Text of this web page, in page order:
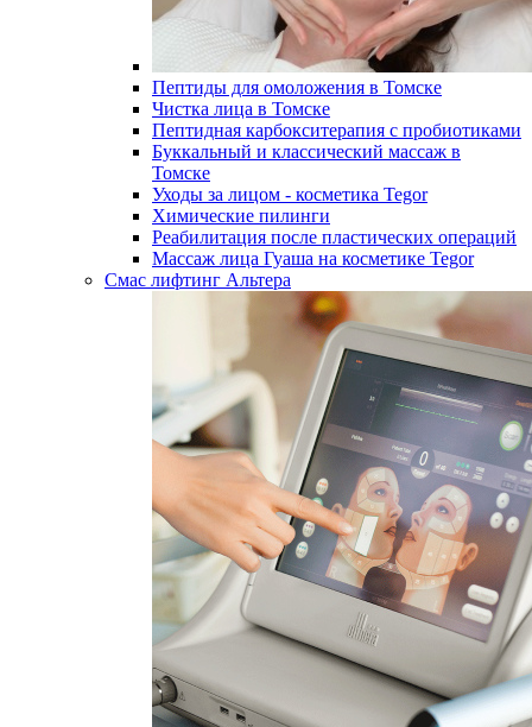
Пептиды для омоложения в Томске
Чистка лица в Томске
Пептидная карбокситерапия с пробиотиками
Буккальный и классический массаж в
Томске
Уходы за лицом - косметика Tegor
Химические пилинги
Реабилитация после пластических операций
Массаж лица Гуаша на косметике Tegor
Смас лифтинг Альтера